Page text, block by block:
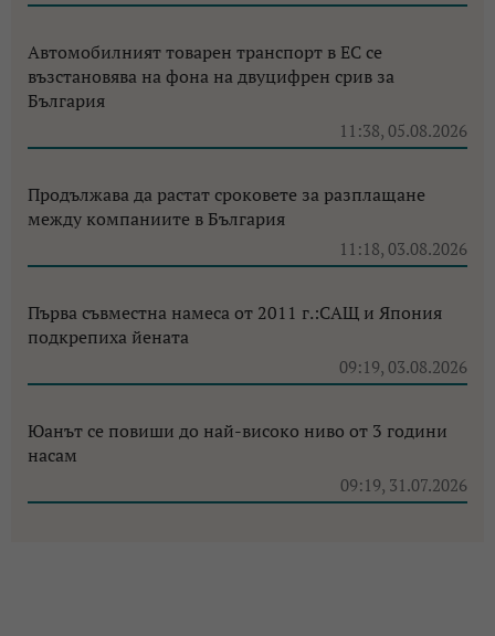
Автомобилният товарен транспорт в ЕС се
възстановява на фона на двуцифрен срив за
България
11:38, 05.08.2026
Продължава да растат сроковете за разплащане
между компаниите в България
11:18, 03.08.2026
Първа съвместна намеса от 2011 г.:САЩ и Япония
подкрепиха йената
09:19, 03.08.2026
Юанът се повиши до най-високо ниво от 3 години
насам
09:19, 31.07.2026